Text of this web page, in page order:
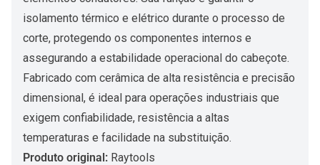
isolamento térmico e elétrico durante o processo de
corte, protegendo os componentes internos e
assegurando a estabilidade operacional do cabeçote.
Fabricado com cerâmica de alta resistência e precisão
dimensional, é ideal para operações industriais que
exigem confiabilidade, resistência a altas
temperaturas e facilidade na substituição.
Produto original: Raytools